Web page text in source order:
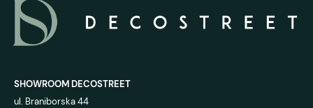
SHOWROOM DECOSTREET
ul. Braniborska 44